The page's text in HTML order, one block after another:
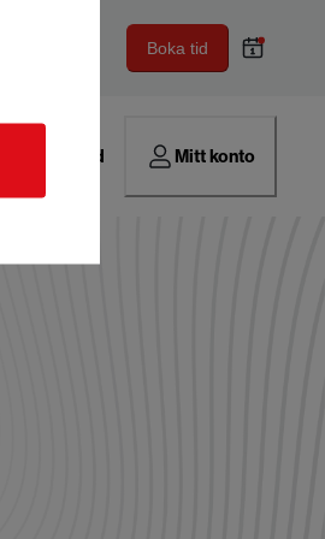
Boka tid
Hitta verkstad Mitt konto